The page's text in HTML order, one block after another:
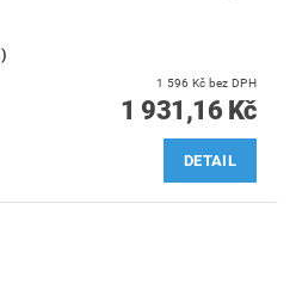
1 596 Kč bez DPH
1 931,16 Kč
DETAIL